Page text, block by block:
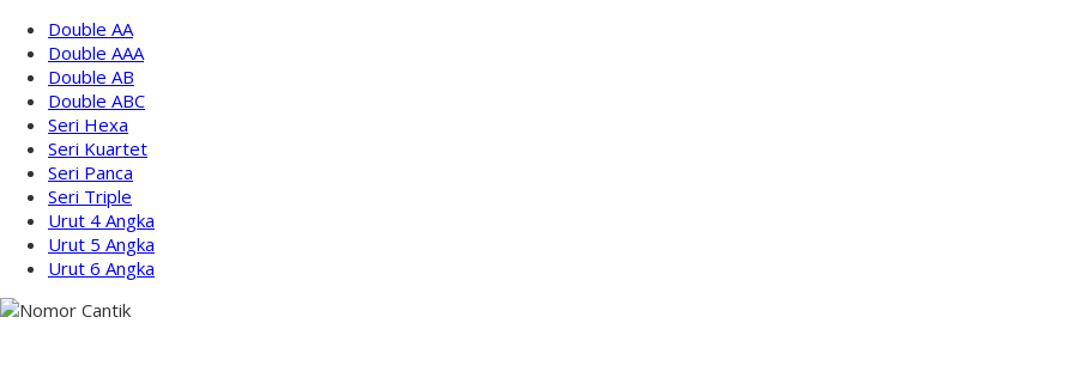
Double AA
Double AAA
Double AB
Double ABC
Seri Hexa
Seri Kuartet
Seri Panca
Seri Triple
Urut 4 Angka
Urut 5 Angka
Urut 6 Angka